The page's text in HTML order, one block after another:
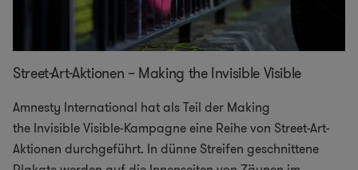
Street-Art-Aktionen – Making the Invisible Visible
Amnesty International hat als Teil der Making
the Invisible Visible-Kampagne eine Reihe von Street-Art-
Aktionen durchgeführt. In dünne Streifen geschnittene